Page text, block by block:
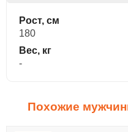
Рост, см
180
Вес, кг
-
Похожие